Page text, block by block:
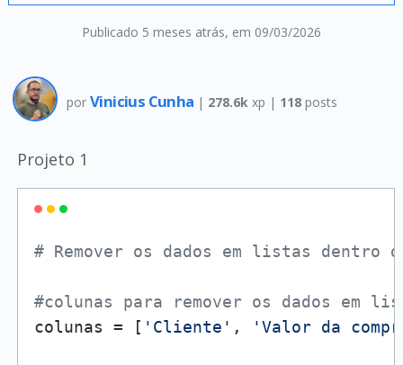
Publicado 5 meses atrás, em 09/03/2026
por Vinicius Cunha | 278.6k xp | 118posts
Projeto 1
# Remover os dados em listas dentro
#colunas para remover os dados em
colunas = [ 'Cliente' , 'Valor da